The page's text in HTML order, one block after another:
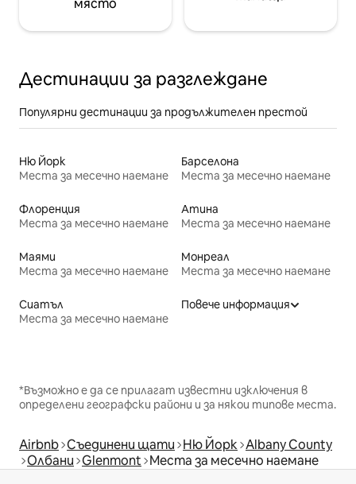
Дестинации за разглеждане
Популярни дестинации за продължителен престой
Ню Йорк
Места за месечно наемане
Барселона
Места за месечно наемане
Флоренция
Места за месечно наемане
Атина
Места за месечно наемане
Маями
Места за месечно наемане
Монреал
Места за месечно наемане
Сиатъл
Места за месечно наемане
Повече информация
*Възможно е да се прилагат известни изключения в
определени географски райони и за някои типове места.
Airbnb Съединени щати Ню Йорк Albany County
Олбани Glenmont Места за месечно наемане